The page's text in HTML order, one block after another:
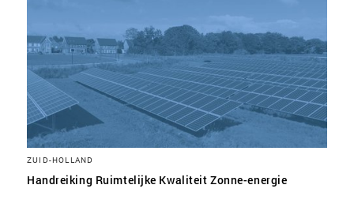
ZUID-HOLLAND
Handreiking Ruimtelijke Kwaliteit Zonne-energie